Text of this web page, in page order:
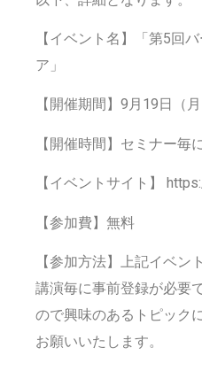
【イベント名】「第5回
ア」
【開催期間】9月19日（
【開催時間】セミナー毎
【イベントサイト】
【参加費】無料
【参加方法】上記イベン
講演毎に事前登録が必要
ので興味のあるトピック
お願いいたします。